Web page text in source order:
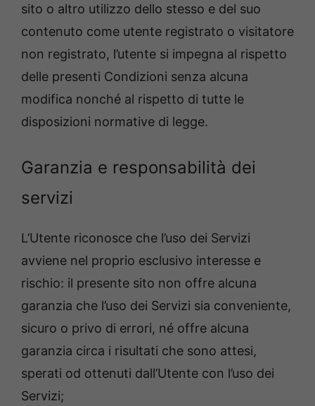
sito o altro utilizzo dello stesso e del suo
contenuto come utente registrato o visitatore
non registrato, l’utente si impegna al rispetto
delle presenti Condizioni senza alcuna
modifica nonché al rispetto di tutte le
disposizioni normative di legge.
Garanzia e responsabilità dei
servizi
L’Utente riconosce che l’uso dei Servizi
avviene nel proprio esclusivo interesse e
rischio: il presente sito non offre alcuna
garanzia che l’uso dei Servizi sia conveniente,
sicuro o privo di errori, né offre alcuna
garanzia circa i risultati che sono attesi,
sperati od ottenuti dall’Utente con l’uso dei
Servizi;